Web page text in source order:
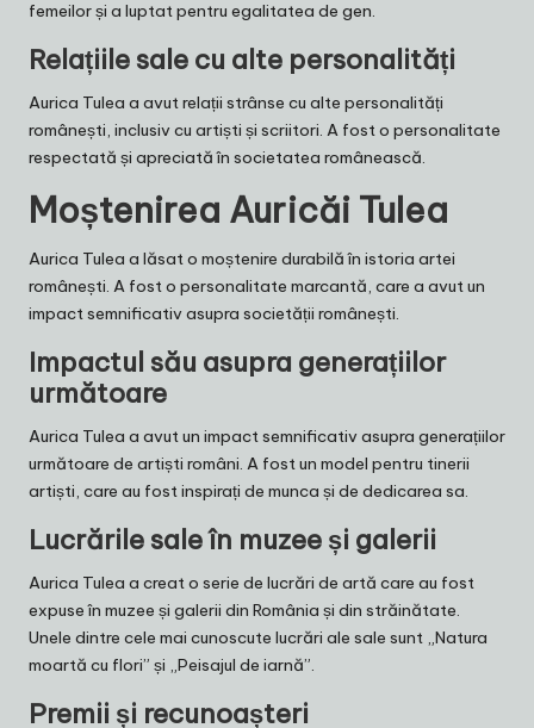
femeilor și a luptat pentru egalitatea de gen.
Relațiile sale cu alte personalități
Aurica Tulea a avut relații strânse cu alte personalități
românești, inclusiv cu artiști și scriitori. A fost o personalitate
respectată și apreciată în societatea românească.
Moștenirea Auricăi Tulea
Aurica Tulea a lăsat o moștenire durabilă în istoria artei
românești. A fost o personalitate marcantă, care a avut un
impact semnificativ asupra societății românești.
Impactul său asupra generațiilor
următoare
Aurica Tulea a avut un impact semnificativ asupra generațiilor
următoare de artiști români. A fost un model pentru tinerii
artiști, care au fost inspirați de munca și de dedicarea sa.
Lucrările sale în muzee și galerii
Aurica Tulea a creat o serie de lucrări de artă care au fost
expuse în muzee și galerii din România și din străinătate.
Unele dintre cele mai cunoscute lucrări ale sale sunt „Natura
moartă cu flori” și „Peisajul de iarnă”.
Premii și recunoașteri